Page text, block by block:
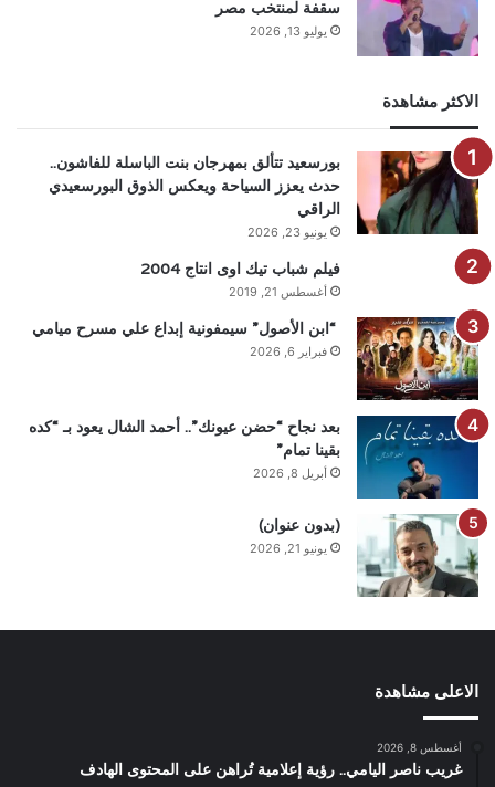
سقفة لمنتخب مصر
يوليو 13, 2026
الاكثر مشاهدة
بورسعيد تتألق بمهرجان بنت الباسلة للفاشون..
حدث يعزز السياحة ويعكس الذوق البورسعيدي
الراقي
يونيو 23, 2026
فيلم شباب تيك اوى انتاج 2004
أغسطس 21, 2019
“ابن الأصول” سيمفونية إبداع علي مسرح ميامي
فبراير 6, 2026
بعد نجاح “حضن عيونك”.. أحمد الشال يعود بـ “كده
بقينا تمام”
أبريل 8, 2026
(بدون عنوان)
يونيو 21, 2026
الاعلى مشاهدة
أغسطس 8, 2026
غريب ناصر اليامي.. رؤية إعلامية تُراهن على المحتوى الهادف